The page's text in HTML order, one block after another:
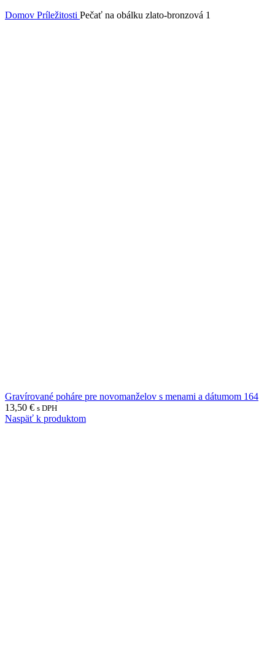
Domov Príležitosti Pečať na obálku zlato-bronzová 1
Gravírované poháre pre novomanželov s menami a dátumom 164
13,50 € s DPH
Naspäť k produktom